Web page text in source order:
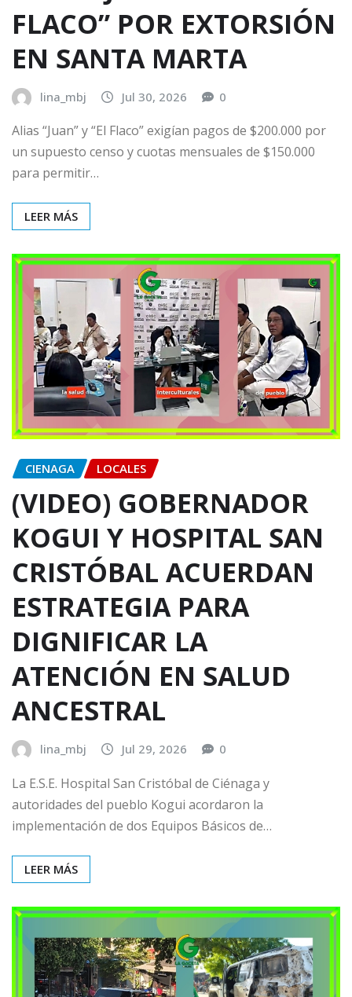
FLACO” POR EXTORSIÓN
EN SANTA MARTA
lina_mbj Jul 30, 2026 0
Alias “Juan” y “El Flaco” exigían pagos de $200.000 por
un supuesto censo y cuotas mensuales de $150.000
para permitir…
LEER MÁS
CIENAGA LOCALES
(VIDEO) GOBERNADOR
KOGUI Y HOSPITAL SAN
CRISTÓBAL ACUERDAN
ESTRATEGIA PARA
DIGNIFICAR LA
ATENCIÓN EN SALUD
ANCESTRAL
lina_mbj Jul 29, 2026 0
La E.S.E. Hospital San Cristóbal de Ciénaga y
autoridades del pueblo Kogui acordaron la
implementación de dos Equipos Básicos de…
LEER MÁS